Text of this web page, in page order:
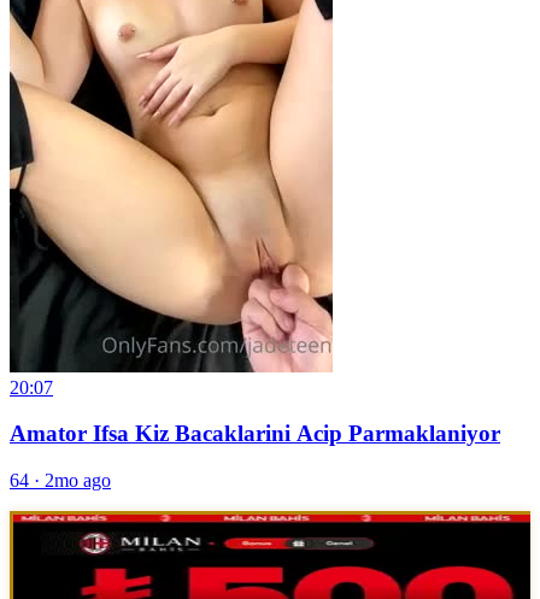
20:07
Amator Ifsa Kiz Bacaklarini Acip Parmaklaniyor
64 · 2mo ago